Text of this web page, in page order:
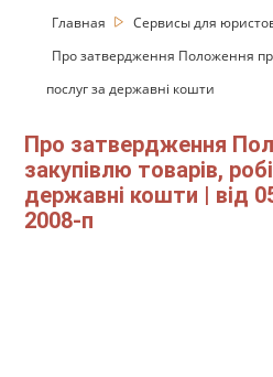
Главная Сервисы для
Про затвердження Положення про
послуг за державні кошти
Про затвердження
закупівлю товарів,
державні кошти | від
2008-п